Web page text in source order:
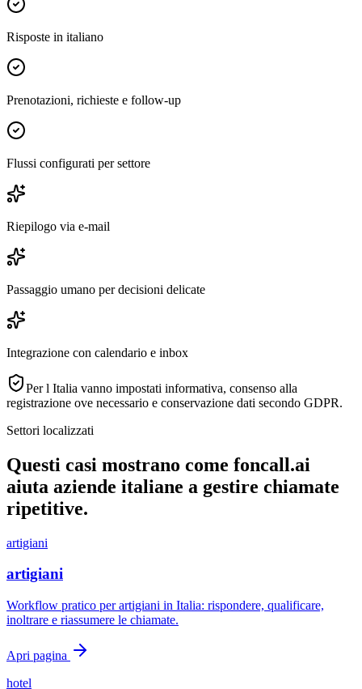
Risposte in italiano
Prenotazioni, richieste e follow-up
Flussi configurati per settore
Riepilogo via e-mail
Passaggio umano per decisioni delicate
Integrazione con calendario e inbox
Per l Italia vanno impostati informativa, consenso alla
registrazione ove necessario e conservazione dati secondo GDPR.
Settori localizzati
Questi casi mostrano come foncall.ai
aiuta aziende italiane a gestire chiamate
ripetitive.
artigiani
artigiani
Workflow pratico per artigiani in Italia: rispondere, qualificare,
inoltrare e riassumere le chiamate.
Apri pagina
hotel